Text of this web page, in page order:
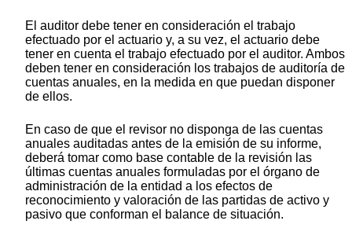
El auditor debe tener en consideración el trabajo
efectuado por el actuario y, a su vez, el actuario debe
tener en cuenta el trabajo efectuado por el auditor. Ambos
deben tener en consideración los trabajos de auditoría de
cuentas anuales, en la medida en que puedan disponer
de ellos.
En caso de que el revisor no disponga de las cuentas
anuales auditadas antes de la emisión de su informe,
deberá tomar como base contable de la revisión las
últimas cuentas anuales formuladas por el órgano de
administración de la entidad a los efectos de
reconocimiento y valoración de las partidas de activo y
pasivo que conforman el balance de situación.